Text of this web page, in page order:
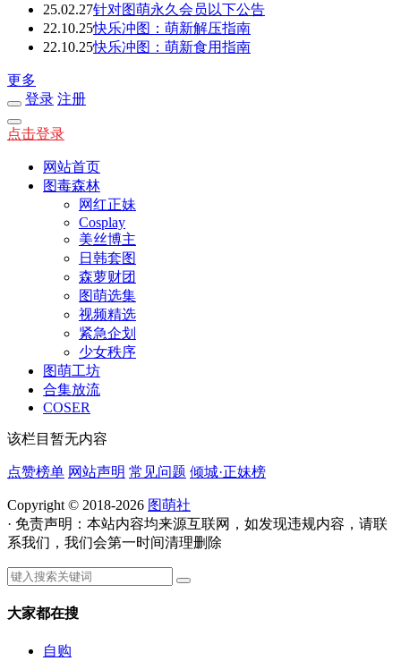
25.02.27针对图萌永久会员以下公告
22.10.25快乐冲图：萌新解压指南
22.10.25快乐冲图：萌新食用指南
更多
登录 注册
点击登录
网站首页
图毒森林
网红正妹
Cosplay
美丝博主
日韩套图
森萝财团
图萌选集
视频精选
紧急企划
少女秩序
图萌工坊
合集放流
COSER
该栏目暂无内容
点赞榜单 网站声明 常见问题 倾城·正妹榜
Copyright © 2018-2026 图萌社
· 免责声明：本站内容均来源互联网，如发现违规内容，请联
系我们，我们会第一时间清理删除
大家都在搜
自购